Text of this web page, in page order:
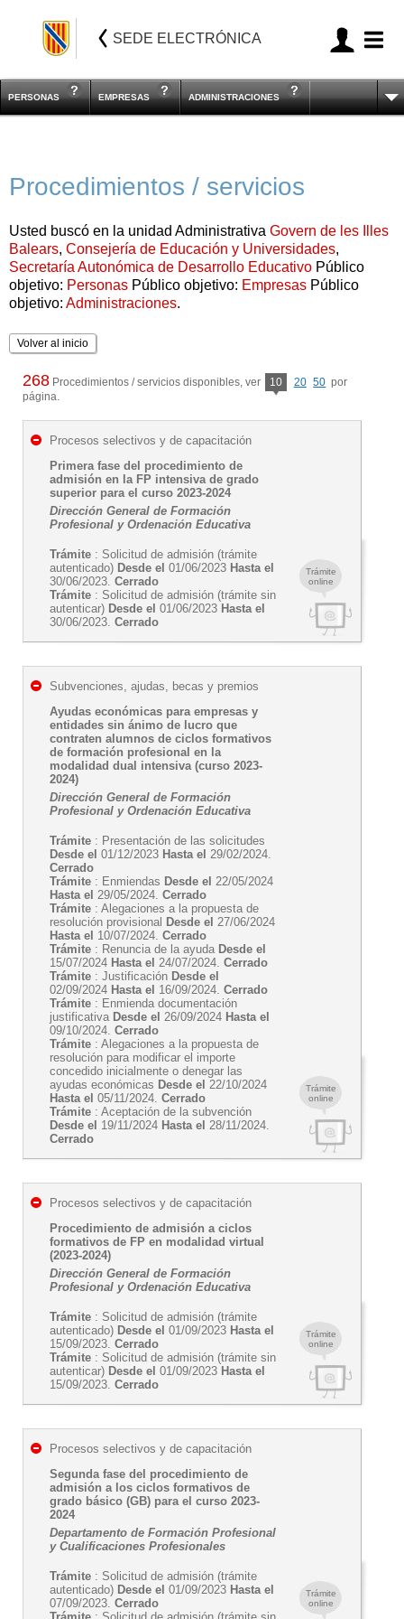
SEDE ELECTRÓNICA
PERSONAS EMPRESAS ADMINISTRACIONES
Procedimientos / servicios
Usted buscó en la unidad Administrativa Govern de les Illes
Balears, Consejería de Educación y Universidades,
Secretaría Autonómica de Desarrollo Educativo Público
objetivo: Personas Público objetivo: Empresas Público
objetivo: Administraciones.
Volver al inicio
268 Procedimientos / servicios disponibles, ver 10 20 50 por
página.
Trámite
online
Procesos selectivos y de capacitación
Primera fase del procedimiento de
admisión en la FP intensiva de grado
superior para el curso 2023-2024
Dirección General de Formación
Profesional y Ordenación Educativa
Trámite : Solicitud de admisión (trámite
autenticado) Desde el 01/06/2023 Hasta el
30/06/2023. Cerrado
Trámite : Solicitud de admisión (trámite sin
autenticar) Desde el 01/06/2023 Hasta el
30/06/2023. Cerrado
Trámite
online
Subvenciones, ajudas, becas y premios
Ayudas económicas para empresas y
entidades sin ánimo de lucro que
contraten alumnos de ciclos formativos
de formación profesional en la
modalidad dual intensiva (curso 2023-
2024)
Dirección General de Formación
Profesional y Ordenación Educativa
Trámite : Presentación de las solicitudes
Desde el 01/12/2023 Hasta el 29/02/2024.
Cerrado
Trámite : Enmiendas Desde el 22/05/2024
Hasta el 29/05/2024. Cerrado
Trámite : Alegaciones a la propuesta de
resolución provisional Desde el 27/06/2024
Hasta el 10/07/2024. Cerrado
Trámite : Renuncia de la ayuda Desde el
15/07/2024 Hasta el 24/07/2024. Cerrado
Trámite : Justificación Desde el
02/09/2024 Hasta el 16/09/2024. Cerrado
Trámite : Enmienda documentación
justificativa Desde el 26/09/2024 Hasta el
09/10/2024. Cerrado
Trámite : Alegaciones a la propuesta de
resolución para modificar el importe
concedido inicialmente o denegar las
ayudas económicas Desde el 22/10/2024
Hasta el 05/11/2024. Cerrado
Trámite : Aceptación de la subvención
Desde el 19/11/2024 Hasta el 28/11/2024.
Cerrado
Trámite
online
Procesos selectivos y de capacitación
Procedimiento de admisión a ciclos
formativos de FP en modalidad virtual
(2023-2024)
Dirección General de Formación
Profesional y Ordenación Educativa
Trámite : Solicitud de admisión (trámite
autenticado) Desde el 01/09/2023 Hasta el
15/09/2023. Cerrado
Trámite : Solicitud de admisión (trámite sin
autenticar) Desde el 01/09/2023 Hasta el
15/09/2023. Cerrado
Trámite
online
Procesos selectivos y de capacitación
Segunda fase del procedimiento de
admisión a los ciclos formativos de
grado básico (GB) para el curso 2023-
2024
Departamento de Formación Profesional
y Cualificaciones Profesionales
Trámite : Solicitud de admisión (trámite
autenticado) Desde el 01/09/2023 Hasta el
07/09/2023. Cerrado